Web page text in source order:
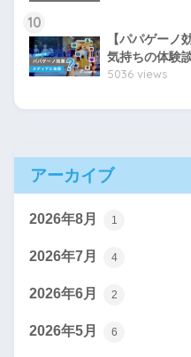
10
【パパゲーノ
気持ちの体験
5036 views
アーカイブ
2026年8月 1
2026年7月 4
2026年6月 2
2026年5月 6